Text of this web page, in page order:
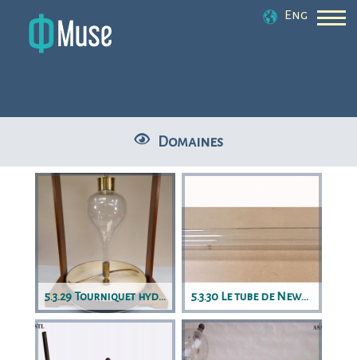
Eng
Domaines
5.3.29 Tourniquet hydraulique 5.3.30 Le tube de Newton